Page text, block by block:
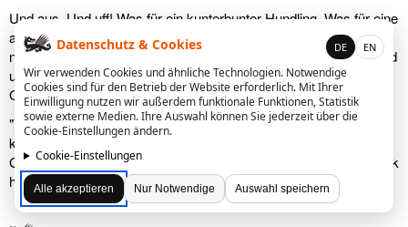
Und aus. Und uff! Was für ein kunterbunter Hundling. Was für eine
abenteuerliche Reise. Sie bereitet Freude, sie stimmt
nachdenklich, sie macht neugierig. Und sie hat diesmal nicht rund
um die Welt geführt, sondern durch den inneren Globus von
Goisern. Was wahrscheinlich auf das Gleiche hinausläuft.
"Viele haben mir gesagt, dass ich so eine Platte, die überhaupt
keinen roten Faden hat, nicht machen kann", sagte Hubert von
Goisern unlängst im Interview mit der Kleinen Zeitung. Zum Glück
hat er – wie immer – nicht auf gute Ratschläge gehört.
Datenschutz & Cookies DE EN
Wir verwenden Cookies und ähnliche Technologien. Notwendige
Cookies sind für den Betrieb der Website erforderlich. Mit Ihrer
Einwilligung nutzen wir außerdem funktionale Funktionen, Statistik
sowie externe Medien. Ihre Auswahl können Sie jederzeit über die
Cookie-Einstellungen ändern.
Cookie-Einstellungen
Alle akzeptieren Nur Notwendige Auswahl speichern